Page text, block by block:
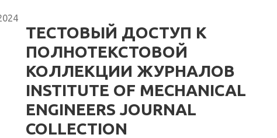
ТЕСТОВЫЙ ДОСТУП К
ПОЛНОТЕКСТОВОЙ
КОЛЛЕКЦИИ ЖУРНАЛОВ
INSTITUTE OF MECHANICAL
ENGINEERS JOURNAL
COLLECTION